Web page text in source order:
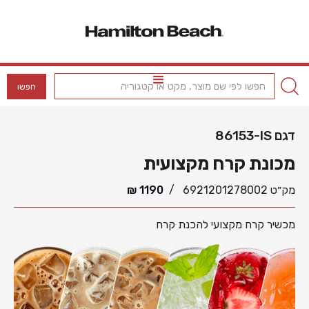
דגם 86153-IS
מכונת קרח מקצועית
מק״ט 6921201278002
/
1190
₪
מכשיר קרח מקצועי להכנת קרח